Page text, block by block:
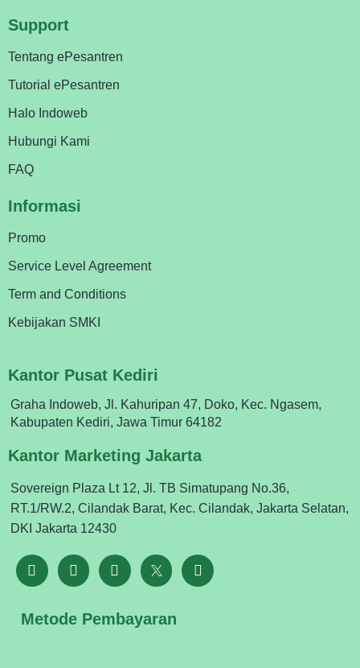
Support
Tentang ePesantren
Tutorial ePesantren
Halo Indoweb
Hubungi Kami
FAQ
Informasi
Promo
Service Level Agreement
Term and Conditions
Kebijakan SMKI
Kantor Pusat Kediri
Graha Indoweb, Jl. Kahuripan 47, Doko, Kec. Ngasem,
Kabupaten Kediri, Jawa Timur 64182
Kantor Marketing Jakarta
Sovereign Plaza Lt 12, Jl. TB Simatupang No.36,
RT.1/RW.2, Cilandak Barat, Kec. Cilandak, Jakarta Selatan,
DKI Jakarta 12430
Metode Pembayaran